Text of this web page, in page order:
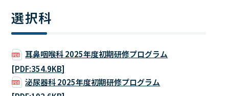
選択科
耳鼻咽喉科 2025年度初期研修プログラム
[PDF:354.9KB]
泌尿器科 2025年度初期研修プログラム